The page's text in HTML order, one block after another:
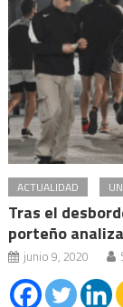
ACTUALIDAD
Tras el
porteño
junio 9, 2020